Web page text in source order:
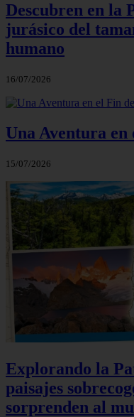
Descubren en la
jurásico del
humano
16/07/2026
Una Aventura
15/07/2026
Explorando la
paisajes
sorprenden al